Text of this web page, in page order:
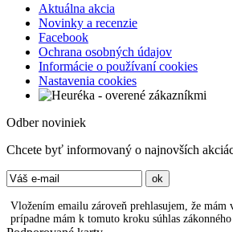
Aktuálna akcia
Novinky a recenzie
Facebook
Ochrana osobných údajov
Informácie o používaní cookies
Nastavenia cookies
Odber noviniek
Chcete byť informovaný o najnovších
Vložením emailu zároveň prehlasujem, že mám
prípadne mám k tomuto kroku súhlas zákonného